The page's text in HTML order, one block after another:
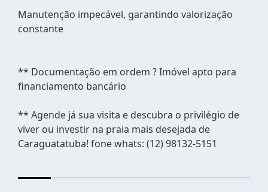
Manutenção impecável, garantindo valorização
constante
** Documentação em ordem ? Imóvel apto para
financiamento bancário
** Agende já sua visita e descubra o privilégio de
viver ou investir na praia mais desejada de
Caraguatatuba! fone whats: (12) 98132-5151